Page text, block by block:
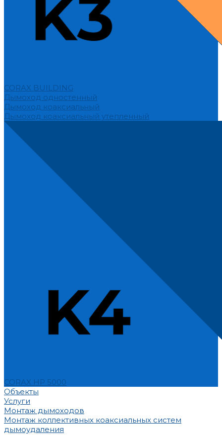
CORAX BUILDING
Дымоход одностенный
Дымоход коаксиальный
Дымоход коаксиальный утепленный
CORAX HP 5000
Объекты
Услуги
Монтаж дымоходов
Монтаж коллективных коаксиальных систем
дымоудаления